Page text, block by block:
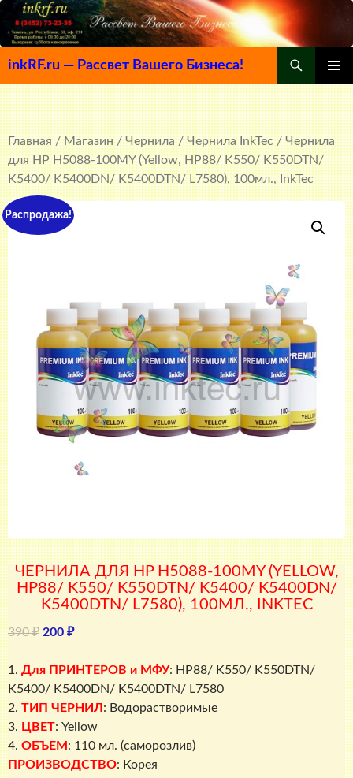
inkRF.ru — Рассвет Вашего Бизнеса!
МЕНЮ
К
СОДЕРЖИМОМУ
Главная/Магазин/Чернила/Чернила InkTec/ Чернила
для HP H5088-100MY (Yellow, HP88/ K550/ K550DTN/
K5400/ K5400DN/ K5400DTN/ L7580), 100мл., InkTec
Распродажа!
ЧЕРНИЛА ДЛЯ HP H5088-100MY (YELLOW,
HP88/ K550/ K550DTN/ K5400/ K5400DN/
K5400DTN/ L7580), 100МЛ., INKTEC
390₽ Первоначальная
составляла
390 ₽.
200 ₽Текущая
200 ₽.
1. Для ПРИНТЕРОВ и МФУ: HP88/ K550/ K550DTN/
K5400/ K5400DN/ K5400DTN/ L7580
2. ТИП ЧЕРНИЛ : Водорастворимые
3. ЦВЕТ: Yellow
4. ОБЪЕМ : 110 мл. (саморозлив)
ПРОИЗВОДСТВО: Корея